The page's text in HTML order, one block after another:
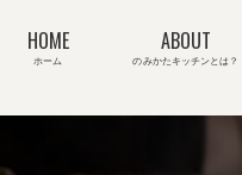
HOME
ホーム
ABOUT
のみかたキッチンとは？